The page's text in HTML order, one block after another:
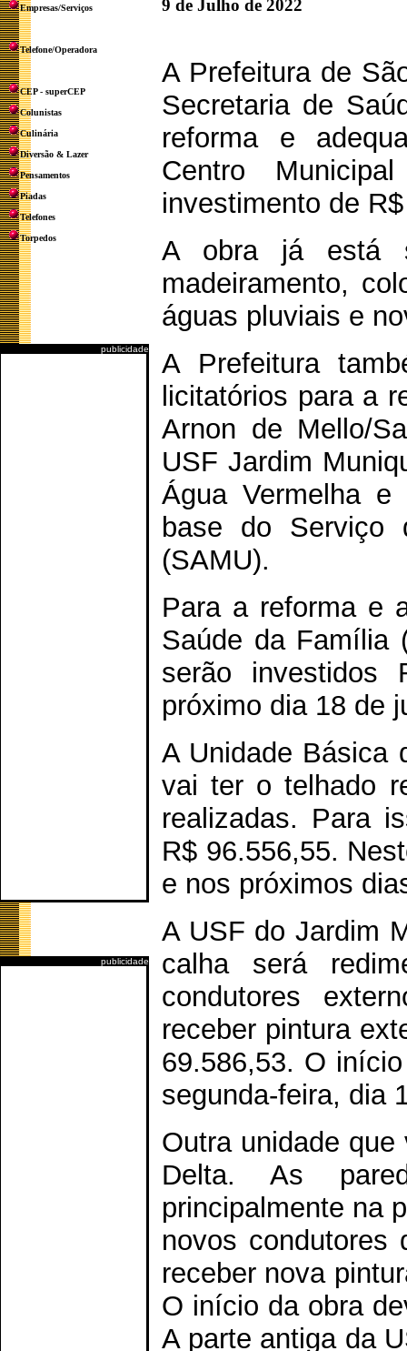
Empresas/Serviços
Telefone/Operadora
CEP - superCEP
Colunistas
Culinária
Diversão & Lazer
Pensamentos
Piadas
Telefones
Torpedos
publicidade
publicidade
9 de Julho de 2022
A Prefeitura de
Secretaria de
reforma e
Centro
investimento de
A obra já está
madeiramento,
águas pluviais e
A Prefeitura
licitatórios para a
Arnon de Mello/
USF Jardim
Água Vermelha
base do Serviço
(SAMU).
Para a reforma e
Saúde da Família
serão investidos
próximo dia 18 de
A Unidade Básica
vai ter o telhado
realizadas. Para
R$ 96.556,55.
e nos próximos
A USF do Jardim
calha será
condutores
receber pintura
69.586,53. O
segunda-feira, dia
Outra unidade
Delta. As
principalmente na
novos condutores
receber nova
O início da obra
A parte antiga da